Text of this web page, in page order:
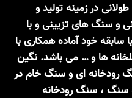
در زمینه تولید و
و سنگ های تزیینی و با
خود آماده همکاری با
ها و … می باشد. نگین
رودخانه ای و سنگ خام در
سنگ ، سنگ رودخانه